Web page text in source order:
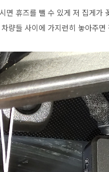
면 휴즈를 뺄 수 있게 저 집게가
량들 사이에 가지런히 놓아주